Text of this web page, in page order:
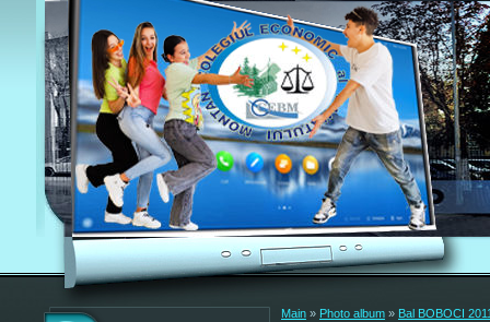
Main » Photo album » Bal BOBOCI